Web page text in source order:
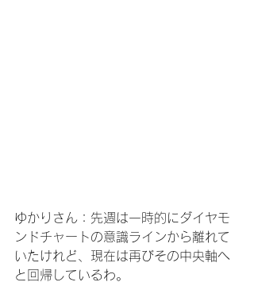
ゆかりさん：先週は一時的にダイヤモ
ンドチャートの意識ラインから離れて
いたけれど、現在は再びその中央軸へ
と回帰しているわ。